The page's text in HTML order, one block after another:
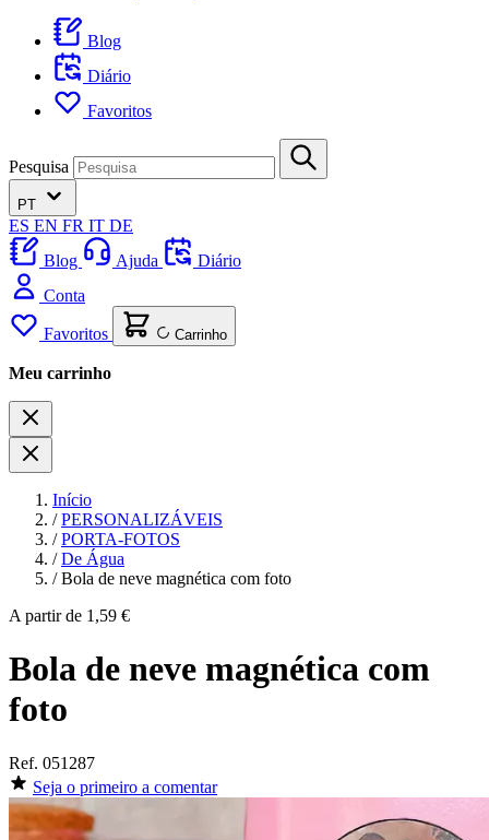
Blog
Diário
Favoritos
Pesquisa
PT
ES EN FR IT DE
Blog
Ajuda
Diário
Conta
Favoritos Carrinho
Meu carrinho
Início
/ PERSONALIZÁVEIS
/ PORTA-FOTOS
/ De Água
/ Bola de neve magnética com foto
A partir de 1,59 €
Bola de neve magnética com
foto
Ref. 051287
Seja o primeiro a comentar